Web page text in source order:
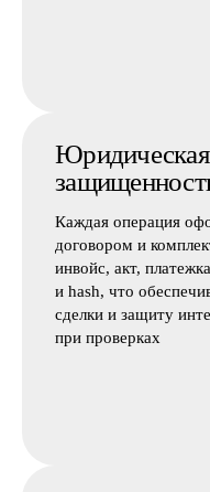
Юридическая
Каждая операция
договором и
инвойс, акт,
и hash, что
сделки и защиту
при проверках